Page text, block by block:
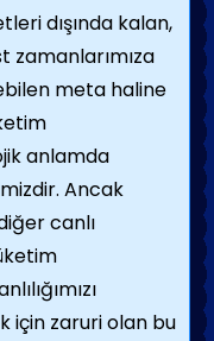
dışında kalan,
zamanlarımıza
meta haline
anlamda
Ancak
canlı
için zaruri olan bu